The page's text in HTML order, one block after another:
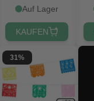
Auf Lager
KAUFEN
31%